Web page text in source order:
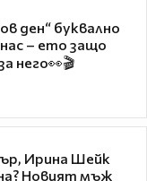
ден“ буквално
– ето защо
него👀🎬
Ирина Шейк
Новият мъж